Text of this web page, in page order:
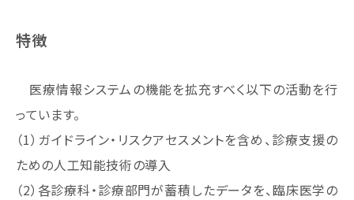
特徴
医療情報システムの機能を拡充すべく以下の活動を行
っています。
（1）ガイドライン・リスクアセスメントを含め、診療支援の
ための人工知能技術の導入
（2）各診療科・診療部門が蓄積したデータを、臨床医学の